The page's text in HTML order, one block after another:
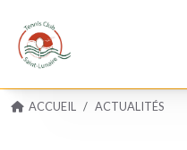
ACCUEIL ACTUALITÉS